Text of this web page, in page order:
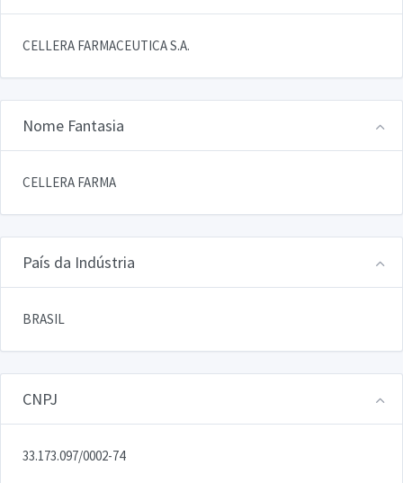
CELLERA FARMACEUTICA S.A.
Nome Fantasia
CELLERA FARMA
País da Indústria
BRASIL
CNPJ
33.173.097/0002-74